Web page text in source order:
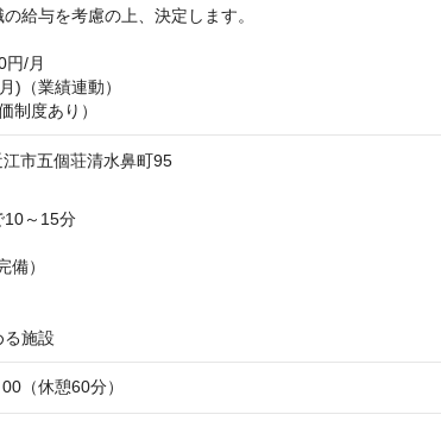
給与を考慮の上、決定します。
円/月
)（業績連動）
制度あり）
市五個荘清水鼻町95
10～15分
）
施設
（休憩60分）